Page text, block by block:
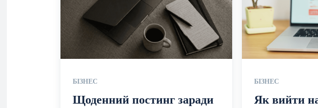
БІЗНЕС
Щоденний постинг заради
БІЗНЕС
Як вийти